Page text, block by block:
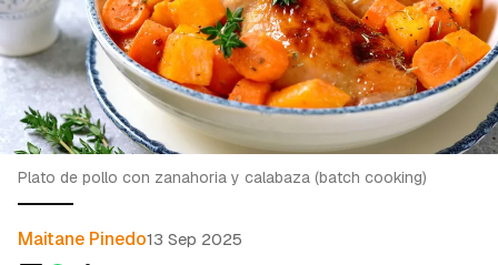
Plato de pollo con zanahoria y calabaza (batch cooking)
Maitane Pinedo13 Sep 2025